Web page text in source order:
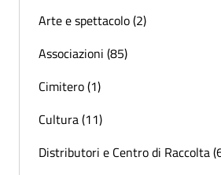
Arte e spettacolo (2)
Associazioni (85)
Cimitero (1)
Cultura (11)
Distributori e Centro di Raccolta